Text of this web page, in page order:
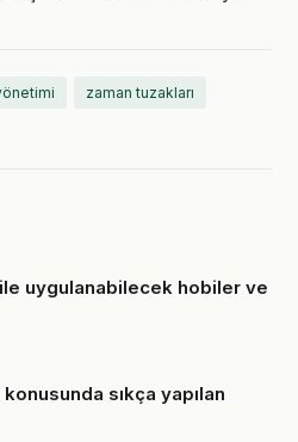
zaman tuzakları
uygulanabilecek hobiler ve
sıkça yapılan